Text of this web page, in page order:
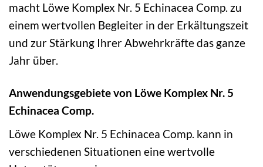
macht Löwe Komplex Nr. 5 Echinacea Comp. zu
einem wertvollen Begleiter in der Erkältungszeit
und zur Stärkung Ihrer Abwehrkräfte das ganze
Jahr über.
Anwendungsgebiete von Löwe Komplex Nr. 5
Echinacea Comp.
Löwe Komplex Nr. 5 Echinacea Comp. kann in
verschiedenen Situationen eine wertvolle